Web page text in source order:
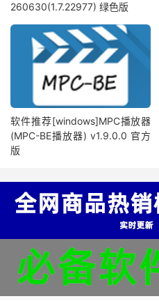
260630(1.7.22977) 绿色版
软件推荐[windows]MPC播放器
(MPC-BE播放器) v1.9.0.0 官方
版